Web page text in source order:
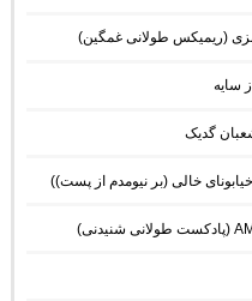
سایه
گدیک
خالی (بر نیومدم از پست))